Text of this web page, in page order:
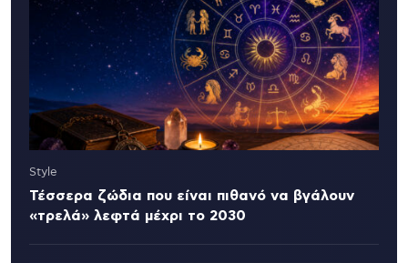
Style
Τέσσερα ζώδια που είναι πιθανό να βγάλουν
«τρελά» λεφτά μέχρι το 2030